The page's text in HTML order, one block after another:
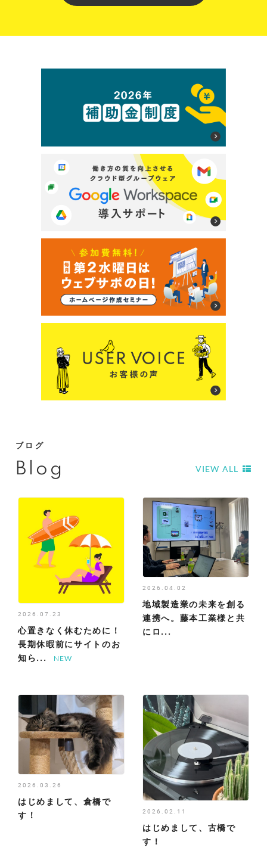
ブログ
Blog
2026.07.23
心置きなく休むために！
長期休暇前にサイトのお
知ら...
2026.04.02
地域製造業の未来を創る
連携へ。藤本工業様と共
にロ...
2026.03.26
はじめまして、倉橋で
す！
2026.02.11
はじめまして、古橋で
す！
VIEW ALL